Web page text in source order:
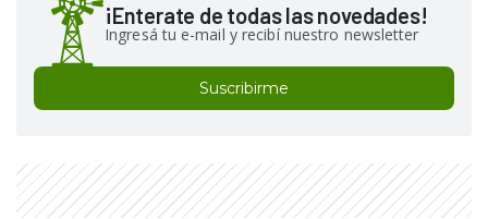
¡Enterate de todas las novedades!
Ingresá tu e-mail y recibí nuestro newsletter
Suscribirme